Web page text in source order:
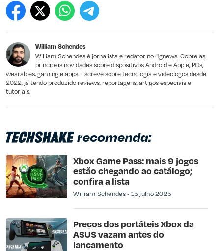
Este conteúdo contém informação incorreta
Outro
William Schendes
William Schendes é jornalista e redator no 4gnews. Cobre as
principais novidades sobre dispositivos Android e Apple, PCs,
wearables, gaming e apps. Escreve sobre tecnologia e videojogos desde
2022, já tendo produzido reviews, reportagens, artigos especiais e
tutoriais.
recomenda:
Xbox Game Pass: mais 9 jogos
estão chegando ao catálogo;
confira a lista
William Schendes 15 julho 2025
Preços dos portáteis Xbox da
ASUS vazam antes do
lançamento